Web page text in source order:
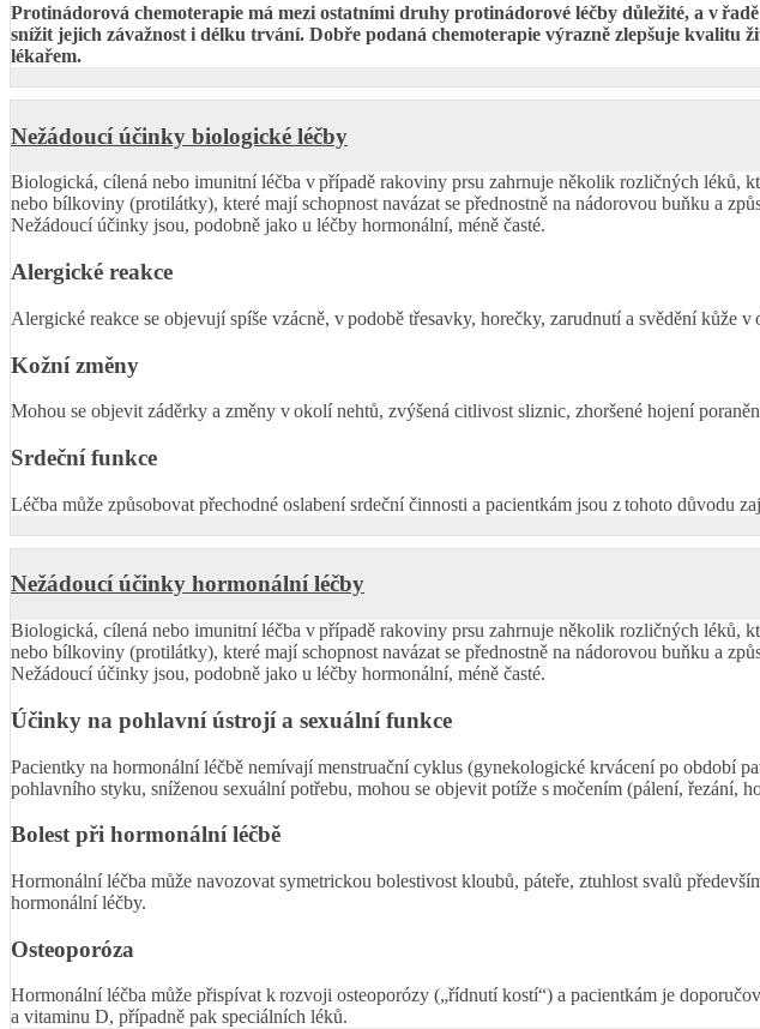
Protinádorová chemoterapie má mezi ostatními druhy protinádorové léčby důležité, a v
snížit jejich závažnost i délku trvání. Dobře podaná chemoterapie výrazně zlepšuje kvalitu
lékařem.
Nežádoucí účinky biologické léčby
Biologická, cílená nebo imunitní léčba v případě rakoviny prsu zahrnuje několik rozličných léků,
nebo bílkoviny (protilátky), které mají schopnost navázat se přednostně na nádorovou buňku a
Nežádoucí účinky jsou, podobně jako u léčby hormonální, méně časté.
Alergické reakce
Alergické reakce se objevují spíše vzácně, v podobě třesavky, horečky, zarudnutí a svědění kůže
Kožní změny
Mohou se objevit záděrky a změny v okolí nehtů, zvýšená citlivost sliznic, zhoršené hojení
Srdeční funkce
Léčba může způsobovat přechodné oslabení srdeční činnosti a pacientkám jsou z tohoto
Nežádoucí účinky hormonální léčby
Biologická, cílená nebo imunitní léčba v případě rakoviny prsu zahrnuje několik rozličných léků,
nebo bílkoviny (protilátky), které mají schopnost navázat se přednostně na nádorovou buňku a
Nežádoucí účinky jsou, podobně jako u léčby hormonální, méně časté.
Účinky na pohlavní ústrojí a sexuální funkce
Pacientky na hormonální léčbě nemívají menstruační cyklus (gynekologické krvácení po období
pohlavního styku, sníženou sexuální potřebu, mohou se objevit potíže s močením (pálení, řezání,
Bolest při hormonální léčbě
Hormonální léčba může navozovat symetrickou bolestivost kloubů, páteře, ztuhlost svalů
hormonální léčby.
Osteoporóza
Hormonální léčba může přispívat k rozvoji osteoporózy („řídnutí kostí“) a pacientkám je
a vitaminu D, případně pak speciálních léků.